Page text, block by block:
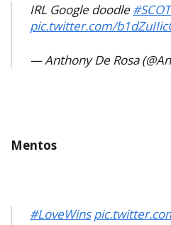
IRL Google doodle
pic.twitter.com/
— Anthony De Rosa
Mentos
#LoveWins